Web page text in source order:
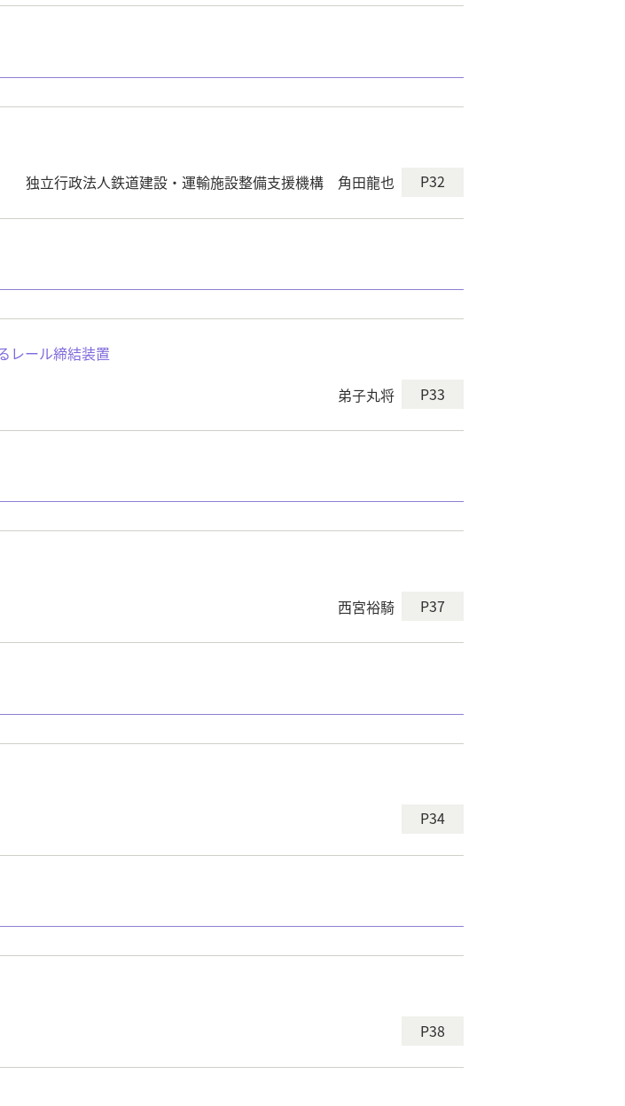
独立行政法人鉄道建設・運輸施設整備支援機構 角田龍也
P32
レール締結装置
弟子丸将
P33
西宮裕騎
P37
P34
P38